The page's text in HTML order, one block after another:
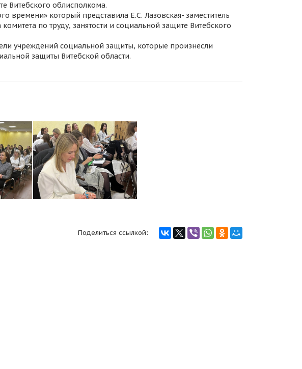
Витебского облисполкома.
времени» который представила Е.С. Лазовская- заместитель
по труду, занятости и социальной защите Витебского
учреждений социальной защиты, которые произнесли
защиты Витебской области.
Поделиться ссылкой: